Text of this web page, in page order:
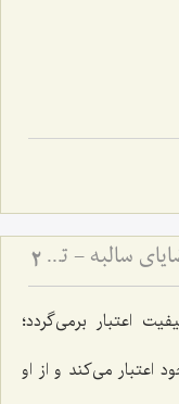
تبیین منطقی اعمیت موضوع در قضایای سالبه - تحلیل اعتبار ذهنی و تفاوت آن با شمول افرادی 2
اعتبار برمی‌گردد؛
می‌کند و از او